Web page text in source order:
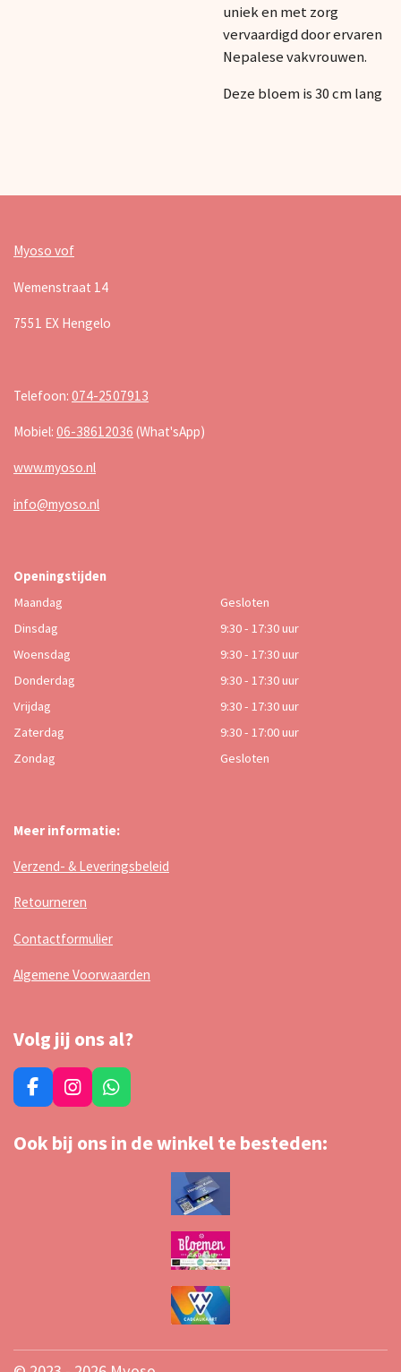
uniek en met zorg
vervaardigd door ervaren
Nepalese vakvrouwen.
Deze bloem is 30 cm lang
Myoso vof
Wemenstraat 14
7551 EX Hengelo
Telefoon: 074-2507913
Mobiel: 06-38612036 (What'sApp)
www.myoso.nl
info@myoso.nl
Openingstijden
Maandag
Gesloten
Dinsdag
9:30 - 17:30 uur
Woensdag
9:30 - 17:30 uur
Donderdag
9:30 - 17:30 uur
Vrijdag
9:30 - 17:30 uur
Zaterdag
9:30 - 17:00 uur
Zondag
Gesloten
Meer informatie:
Verzend- & Leveringsbeleid
Retourneren
Contactformulier
Algemene Voorwaarden
Volg jij ons al?
F
a
e
I
n
t
W
h
t
Ook bij ons in de winkel te besteden: